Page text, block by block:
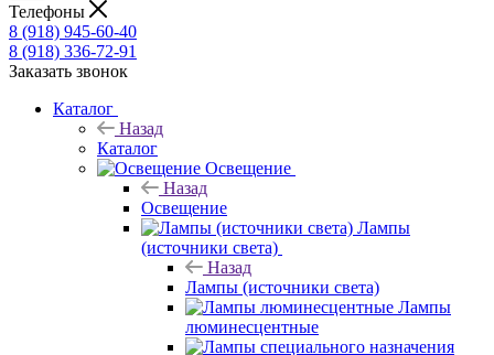
Телефоны
8 (918) 945-60-40
8 (918) 336-72-91
Заказать звонок
Каталог
Назад
Каталог
Освещение
Назад
Освещение
Лампы
(источники света)
Назад
Лампы (источники света)
Лампы
люминесцентные